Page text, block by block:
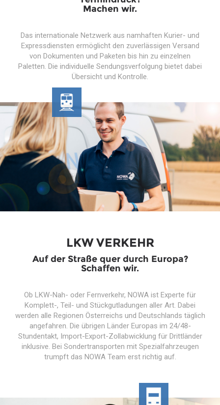
Machen wir.
Das internationale Netzwerk aus namhaften Kurier- und
Expressdiensten ermöglicht den zuverlässigen Versand
von Dokumenten und Paketen bis hin zu einzelnen
Paletten. Die individuelle Sendungsverfolgung bietet dabei
Übersicht und Kontrolle.
LKW VERKEHR
Auf der Straße quer durch Europa?
Schaffen wir.
Ob LKW-Nah- oder Fernverkehr, NOWA ist Experte für
Komplett-, Teil- und Stückgutladungen aller Art. Dabei
werden alle Regionen Österreichs und Deutschlands täglich
angefahren. Die übrigen Länder Europas im 24/48-
Stundentakt, Import-Export-Zollabwicklung für Drittländer
inklusive. Bei Sondertransporten mit Spezialfahrzeugen
trumpft das NOWA Team erst richtig auf.